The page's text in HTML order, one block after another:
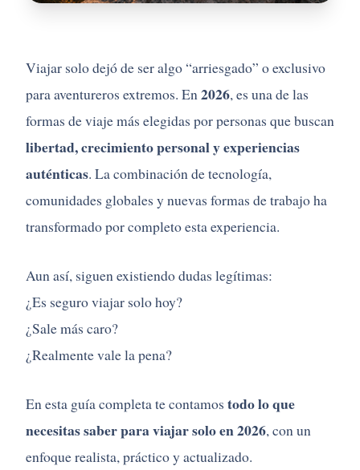
Viajar solo dejó de ser algo “arriesgado” o exclusivo
para aventureros extremos. En2026, es una de las
formas de viaje más elegidas por personas que buscan
libertad, crecimiento personal y experiencias
auténticas. La combinación de tecnología,
comunidades globales y nuevas formas de trabajo ha
transformado por completo esta experiencia.
Aun así, siguen existiendo dudas legítimas:
¿Es seguro viajar solo hoy?
¿Sale más caro?
¿Realmente vale la pena?
En esta guía completa te contamos todo lo que
necesitas saber para viajar solo en 2026, con un
enfoque realista, práctico y actualizado.